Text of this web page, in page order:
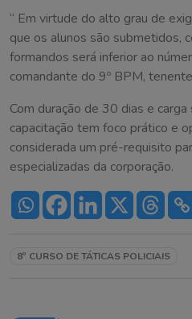
“ Em virtude do alto grau de
que os alunos são submetidos,
formandos será inferior ao
comandante do 9º BPM,
Com duração de 30 dias e
capacitação tem foco prático e
considerada um pré-requisito
especializadas da corporação.
8º CURSO DE TÁTICAS POLICIAIS